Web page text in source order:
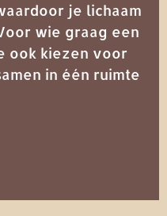
je lichaam
wie graag een
ook kiezen voor
in één ruimte